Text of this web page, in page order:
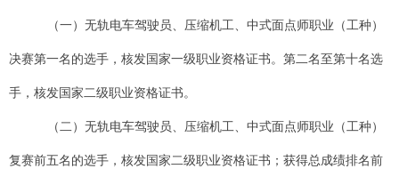
（一）无轨电车驾驶员、压缩机工、中式面点师职业（工种）
决赛第一名的选手，核发国家一级职业资格证书。第二名至第十名选
手，核发国家二级职业资格证书。
（二）无轨电车驾驶员、压缩机工、中式面点师职业（工种）
复赛前五名的选手，核发国家二级职业资格证书；获得总成绩排名前